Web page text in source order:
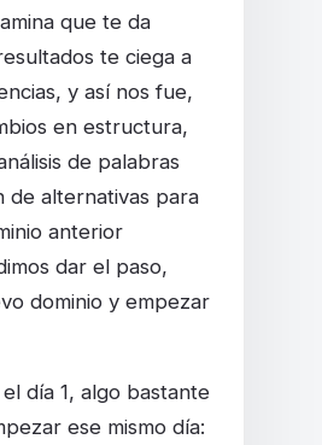
que te da
te ciega a
y así nos fue,
en estructura,
de palabras
de alternativas para
anterior
dar el paso,
dominio y empezar
día 1, algo bastante
ese mismo día: